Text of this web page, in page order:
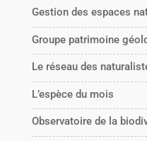
Gestion des espaces
Groupe patrimoine
Le réseau des
L’espèce du mois
Observatoire de la